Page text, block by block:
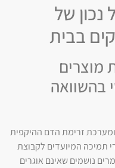
נכון של
בבית
בהשוואה
ומערכת זרימת הדם ההיקפית
תמיכה המיועדים לקבוצת
נושמים שאינם אוגרים